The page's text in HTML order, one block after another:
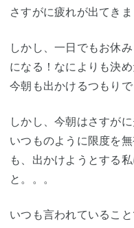
さすがに疲れが出てきま
しかし、一日でもお休
になる！なによりも決
今朝も出かけるつもりで
しかし、今朝はさすが
いつものように限度を
も、出かけようとする
と。。。
いつも言われているこ